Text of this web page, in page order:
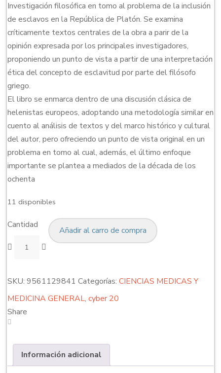
Investigación filosófica en tomo al problema de la inclusión
de esclavos en la República de Platón. Se examina
críticamente textos centrales de la obra a parir de la
opinión expresada por los principales investigadores,
proponiendo un punto de vista a partir de una interpretación
ética del concepto de esclavitud por parte del filósofo
griego.
El libro se enmarca dentro de una discusión clásica de
helenistas europeos, adoptando una metodología similar en
cuento al análisis de textos y del marco histórico y cultural
del autor, pero ofreciendo un punto de vista original en un
problema en tomo al cual, además, el último enfoque
importante se plantea a mediados de la década de los
ochenta
11 disponibles
Cantidad
Añadir al carro de compra
SKU: 9561129841 Categorías: CIENCIAS MEDICAS Y
MEDICINA GENERAL, cyber 20
Share
Información adicional